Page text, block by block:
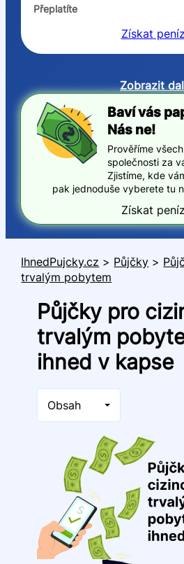
Přeplatíte
Získat
Zobrazit
Baví vás
Nás ne!
Prověříme
společnosti za
Zjistíme, kde
pak jednoduše vyberete tu
Získat
IhnedPujcky.cz > Půjčky >
trvalým pobytem
Půjčky pro
trvalým
ihned v kapse
Obsah